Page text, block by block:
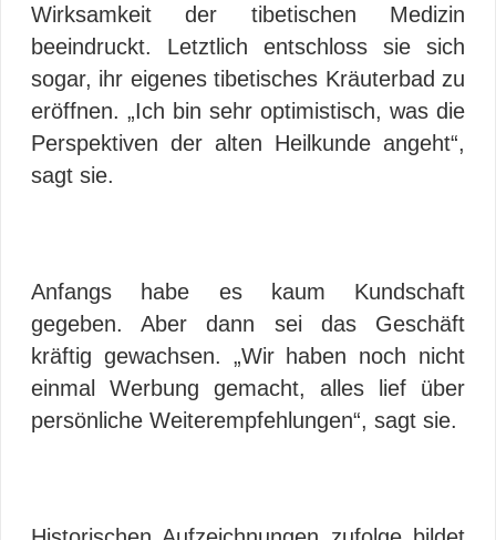
Wirksamkeit der tibetischen Medizin
beeindruckt. Letztlich entschloss sie sich
sogar, ihr eigenes tibetisches Kräuterbad zu
eröffnen. „Ich bin sehr optimistisch, was die
Perspektiven der alten Heilkunde angeht“,
sagt sie.
Anfangs habe es kaum Kundschaft
gegeben. Aber dann sei das Geschäft
kräftig gewachsen. „Wir haben noch nicht
einmal Werbung gemacht, alles lief über
persönliche Weiterempfehlungen“, sagt sie.